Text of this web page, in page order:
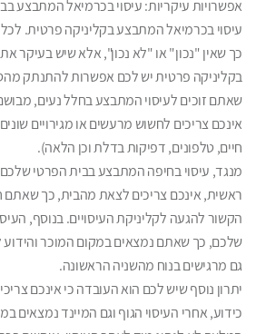
אפשרויות עיקריות: עיסוי בכרמיאל המתבצע
עיסוי בכרמיאל המתבצע בקליניקה פרטית.
כך שאין "נכון" או "לא נכון", אלא שיש בעיקר
בקליניקה פרטית יש לכם אפשרות להתנתק
שאתם זוכים לעיסוי המתבצע בחלל נעים,
אינכם צריכים לחשוש מרעשים או מגירויים
חיים, טלפונים, דפיקות בדלת וכן הלאה).
מנגד, עיסוי בחיפה המתבצע בבית הפרטי
ראשית, אינכם צריכים לצאת מהבית, כך שאתם
הקשור להגעה לקליניקת העיסויים. בנוסף,
שלכם, כך שאתם נמצאים במקום המוכר
גם מרגישים בנוח מהשניה הראשונה.
יתרון נוסף שיש לכם הוא העובדה כי אינכם
כידוע, אחרי העיסוי הגוף וגם המיינד נמצאים